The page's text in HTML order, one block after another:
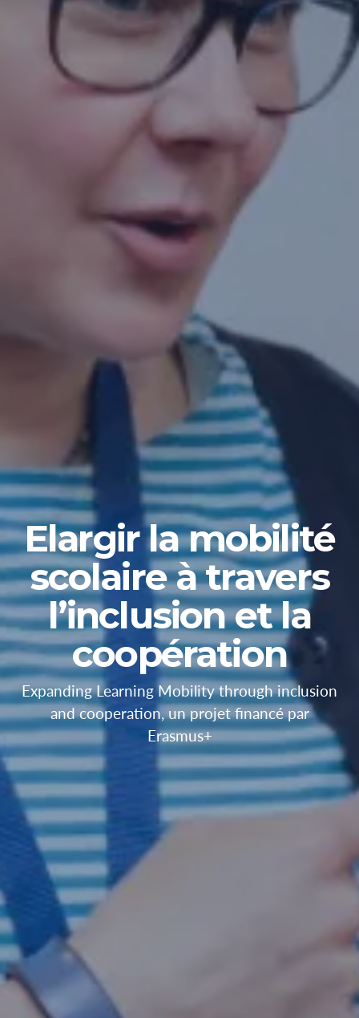
Elargir la mobilité
scolaire à travers
l’inclusion et la
coopération
Expanding Learning Mobility through inclusion
and cooperation, un projet financé par
Erasmus+